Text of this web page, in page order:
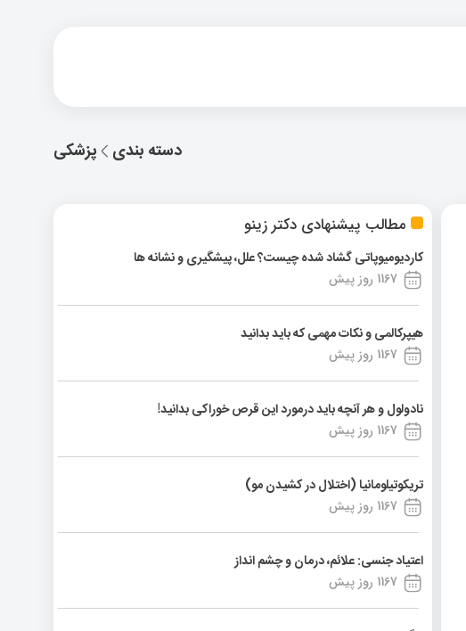
پزشکی دسته بندی
مطالب پیشنهادی دکتر زینو
کاردیومیوپاتی گشاد شده چیست؟ علل، پیشگیری و نشانه ها
1167 روز پیش
هیپرکالمی و نکات مهمی که باید بدانید
1167 روز پیش
نادولول و هر آنچه باید درمورد این قرص خوراکی بدانید!
1167 روز پیش
تریکوتیلومانیا (اختلال در کشیدن مو)
1167 روز پیش
اعتیاد جنسی: علائم، درمان و چشم انداز
1167 روز پیش